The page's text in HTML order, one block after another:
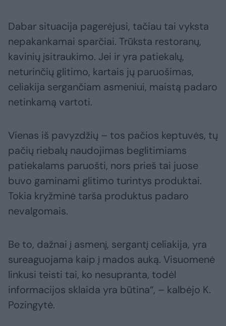
Dabar situacija pagerėjusi, tačiau tai vyksta
nepakankamai sparčiai. Trūksta restoranų,
kavinių įsitraukimo. Jei ir yra patiekalų,
neturinčių glitimo, kartais jų paruošimas,
celiakija sergančiam asmeniui, maistą padaro
netinkamą vartoti.
Vienas iš pavyzdžių – tos pačios keptuvės, tų
pačių riebalų naudojimas beglitimiams
patiekalams paruošti, nors prieš tai juose
buvo gaminami glitimo turintys produktai.
Tokia kryžminė tarša produktus padaro
nevalgomais.
Be to, dažnai į asmenį, sergantį celiakija, yra
sureaguojama kaip į mados auką. Visuomenė
linkusi teisti tai, ko nesupranta, todėl
informacijos sklaida yra būtina“, – kalbėjo K.
Pozingytė.